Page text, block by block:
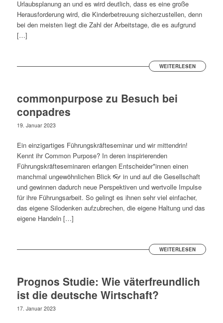
Urlaubsplanung an und es wird deutlich, dass es eine große
Herausforderung wird, die Kinderbetreuung sicherzustellen, denn
bei den meisten liegt die Zahl der Arbeitstage, die es aufgrund
[…]
WEITERLESEN
commonpurpose zu Besuch bei
conpadres
19. Januar 2023
Ein einzigartiges Führungskräfteseminar und wir mittendrin!
Kennt ihr Common Purpose? In deren inspirierenden
Führungskräfteseminaren erlangen Entscheider*innen einen
manchmal ungewöhnlichen Blick 👓 in und auf die Gesellschaft
und gewinnen dadurch neue Perspektiven und wertvolle Impulse
für ihre Führungsarbeit. So gelingt es ihnen sehr viel einfacher,
das eigene Silodenken aufzubrechen, die eigene Haltung und das
eigene Handeln […]
WEITERLESEN
Prognos Studie: Wie väterfreundlich
ist die deutsche Wirtschaft?
17. Januar 2023